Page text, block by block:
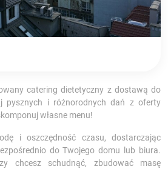
catering dietetyczny z dostawą do
pysznych i różnorodnych dań z oferty
własne menu!
i oszczędność czasu, dostarczając
do Twojego domu lub biura.
chcesz schudnąć, zbudować masę